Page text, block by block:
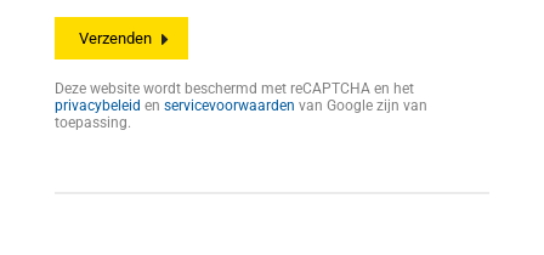
Deze website wordt beschermd met reCAPTCHA en het
privacybeleid en servicevoorwaarden van Google zijn van
toepassing.